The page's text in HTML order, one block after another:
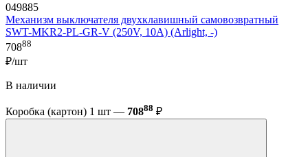
049885
Механизм выключателя двухклавишный самовозвратный
SWT-MKR2-PL-GR-V (250V, 10A) (Arlight, -)
70888
₽/шт
В наличии
Коробка (картон) 1 шт — 70888 ₽